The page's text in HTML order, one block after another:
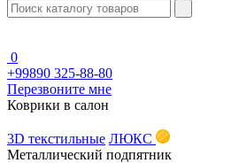
0
+99890 325-88-80
Перезвоните мне
Коврики в салон
3D текстильные ЛЮКС
Металлический подпятник